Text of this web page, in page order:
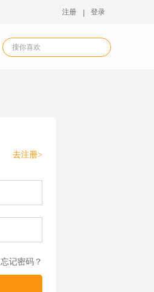
注册 登录
去注册>
忘记密码？